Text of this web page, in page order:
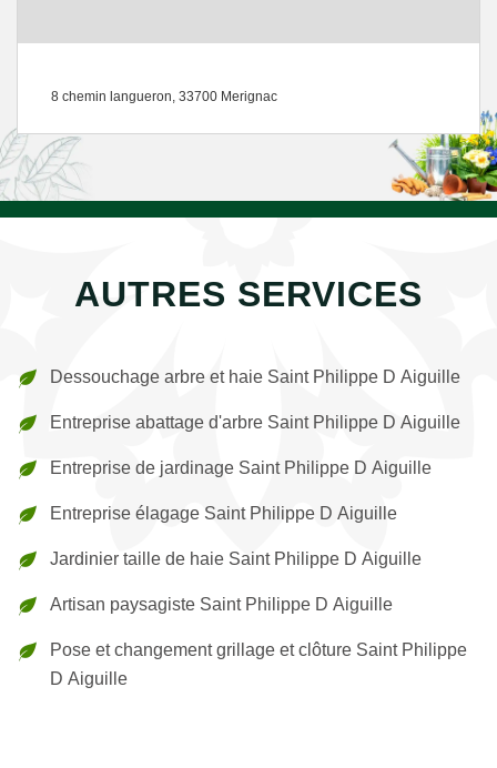
8 chemin langueron, 33700 Merignac
AUTRES SERVICES
Dessouchage arbre et haie Saint Philippe D Aiguille
Entreprise abattage d'arbre Saint Philippe D Aiguille
Entreprise de jardinage Saint Philippe D Aiguille
Entreprise élagage Saint Philippe D Aiguille
Jardinier taille de haie Saint Philippe D Aiguille
Artisan paysagiste Saint Philippe D Aiguille
Pose et changement grillage et clôture Saint Philippe
D Aiguille